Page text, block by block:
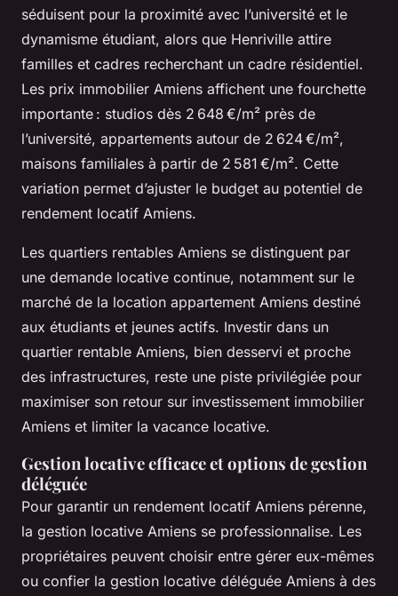
séduisent pour la proximité avec l’université et le
dynamisme étudiant, alors que Henriville attire
familles et cadres recherchant un cadre résidentiel.
Les prix immobilier Amiens affichent une fourchette
importante : studios dès 2 648 €/m² près de
l’université, appartements autour de 2 624 €/m²,
maisons familiales à partir de 2 581 €/m². Cette
variation permet d’ajuster le budget au potentiel de
rendement locatif Amiens.
Les quartiers rentables Amiens se distinguent par
une demande locative continue, notamment sur le
marché de la location appartement Amiens destiné
aux étudiants et jeunes actifs. Investir dans un
quartier rentable Amiens, bien desservi et proche
des infrastructures, reste une piste privilégiée pour
maximiser son retour sur investissement immobilier
Amiens et limiter la vacance locative.
Gestion locative efficace et options de gestion
déléguée
Pour garantir un rendement locatif Amiens pérenne,
la gestion locative Amiens se professionnalise. Les
propriétaires peuvent choisir entre gérer eux-mêmes
ou confier la gestion locative déléguée Amiens à des